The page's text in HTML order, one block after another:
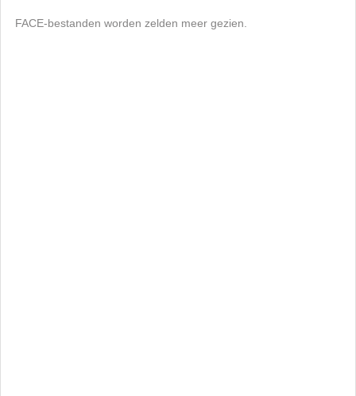
FACE-bestanden worden zelden meer gezien.